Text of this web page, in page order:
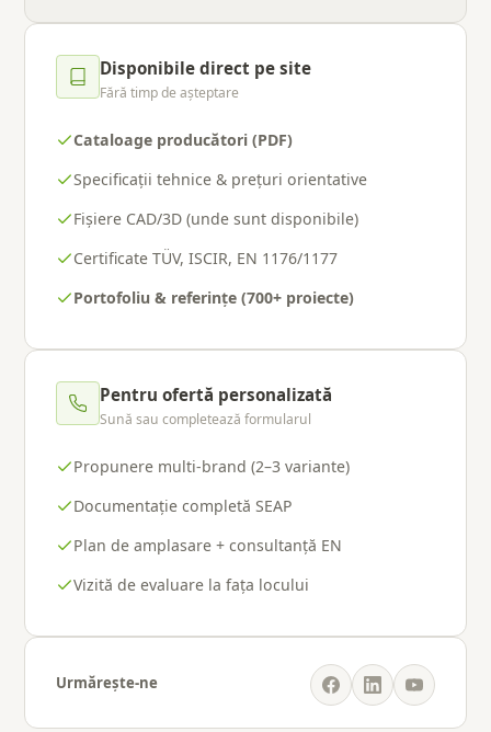
Disponibile direct pe site
Fără timp de așteptare
Cataloage producători (PDF)
Specificații tehnice & prețuri orientative
Fișiere CAD/3D (unde sunt disponibile)
Certificate TÜV, ISCIR, EN 1176/1177
Portofoliu & referințe (700+ proiecte)
Pentru ofertă personalizată
Sună sau completează formularul
Propunere multi-brand (2–3 variante)
Documentație completă SEAP
Plan de amplasare + consultanță EN
Vizită de evaluare la fața locului
Urmărește-ne